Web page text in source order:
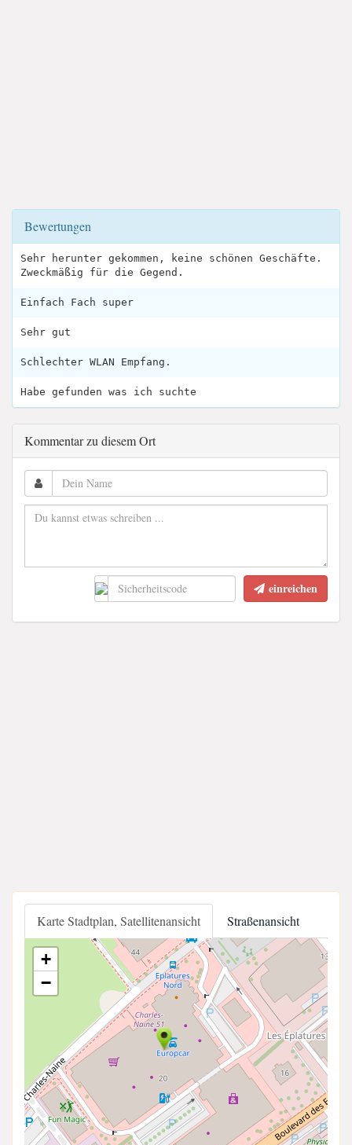
Bewertungen
Sehr herunter gekommen, keine schönen Geschäfte.
Zweckmäßig für die Gegend.
Einfach Fach super
Sehr gut
Schlechter WLAN Empfang.
Habe gefunden was ich suchte
Kommentar zu diesem Ort
einreichen
Karte Stadtplan, Satellitenansicht Straßenansicht
+
−